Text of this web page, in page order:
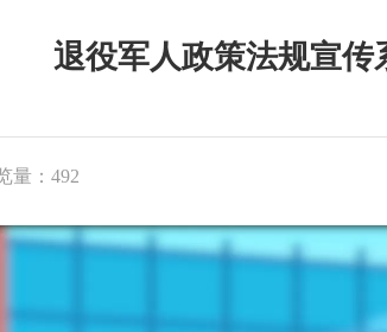
退役军人政策法规宣
量：492